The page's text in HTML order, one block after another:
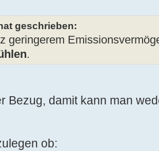
geschrieben:
geringerem
.
Bezug, damit kann man
ob: